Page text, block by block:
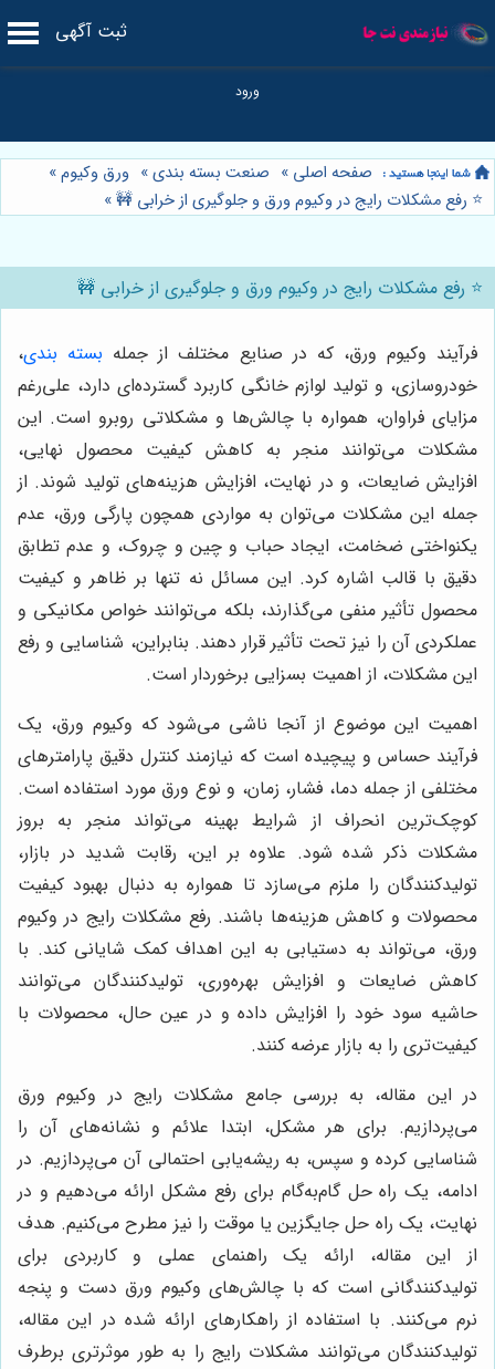
ثبت آگهی
صفحه اصلی » صنعت بسته بندی» ورق وکیوم»
⭐️ رفع مشکلات رایج در وکیوم ورق و جلوگیری از خرابی 🚧»
⭐️ رفع مشکلات رایج در وکیوم ورق و جلوگیری از خرابی 🚧
فرآیند وکیوم ورق، که در صنایع مختلف از جمله بسته بندی،
خودروسازی، و تولید لوازم خانگی کاربرد گسترده‌ای دارد، علی‌رغم
مزایای فراوان، همواره با چالش‌ها و مشکلاتی روبرو است. این
مشکلات می‌توانند منجر به کاهش کیفیت محصول نهایی،
افزایش ضایعات، و در نهایت، افزایش هزینه‌های تولید شوند. از
جمله این مشکلات می‌توان به مواردی همچون پارگی ورق، عدم
یکنواختی ضخامت، ایجاد حباب و چین و چروک، و عدم تطابق
دقیق با قالب اشاره کرد. این مسائل نه تنها بر ظاهر و کیفیت
محصول تأثیر منفی می‌گذارند، بلکه می‌توانند خواص مکانیکی و
عملکردی آن را نیز تحت تأثیر قرار دهند. بنابراین، شناسایی و رفع
این مشکلات، از اهمیت بسزایی برخوردار است.
اهمیت این موضوع از آنجا ناشی می‌شود که وکیوم ورق، یک
فرآیند حساس و پیچیده است که نیازمند کنترل دقیق پارامترهای
مختلفی از جمله دما، فشار، زمان، و نوع ورق مورد استفاده است.
کوچک‌ترین انحراف از شرایط بهینه می‌تواند منجر به بروز
مشکلات ذکر شده شود. علاوه بر این، رقابت شدید در بازار،
تولیدکنندگان را ملزم می‌سازد تا همواره به دنبال بهبود کیفیت
محصولات و کاهش هزینه‌ها باشند. رفع مشکلات رایج در وکیوم
ورق، می‌تواند به دستیابی به این اهداف کمک شایانی کند. با
کاهش ضایعات و افزایش بهره‌وری، تولیدکنندگان می‌توانند
حاشیه سود خود را افزایش داده و در عین حال، محصولات با
کیفیت‌تری را به بازار عرضه کنند.
در این مقاله، به بررسی جامع مشکلات رایج در وکیوم ورق
می‌پردازیم. برای هر مشکل، ابتدا علائم و نشانه‌های آن را
شناسایی کرده و سپس، به ریشه‌یابی احتمالی آن می‌پردازیم. در
ادامه، یک راه حل گام‌به‌گام برای رفع مشکل ارائه می‌دهیم و در
نهایت، یک راه حل جایگزین یا موقت را نیز مطرح می‌کنیم. هدف
از این مقاله، ارائه یک راهنمای عملی و کاربردی برای
تولیدکنندگانی است که با چالش‌های وکیوم ورق دست و پنجه
نرم می‌کنند. با استفاده از راهکارهای ارائه شده در این مقاله،
تولیدکنندگان می‌توانند مشکلات رایج را به طور موثرتری برطرف